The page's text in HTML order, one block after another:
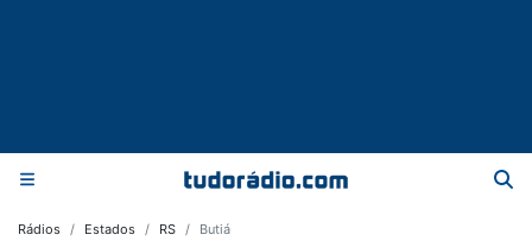
Rádios Estados RS Butiá